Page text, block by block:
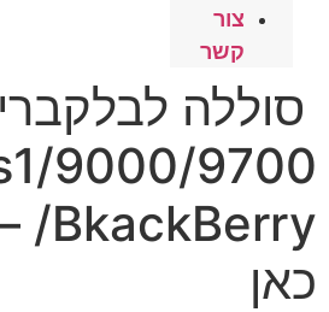
צור
קשר
סוללה לבלקברי
כאן